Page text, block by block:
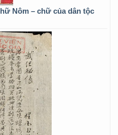
Nôm – chữ của dân tộc